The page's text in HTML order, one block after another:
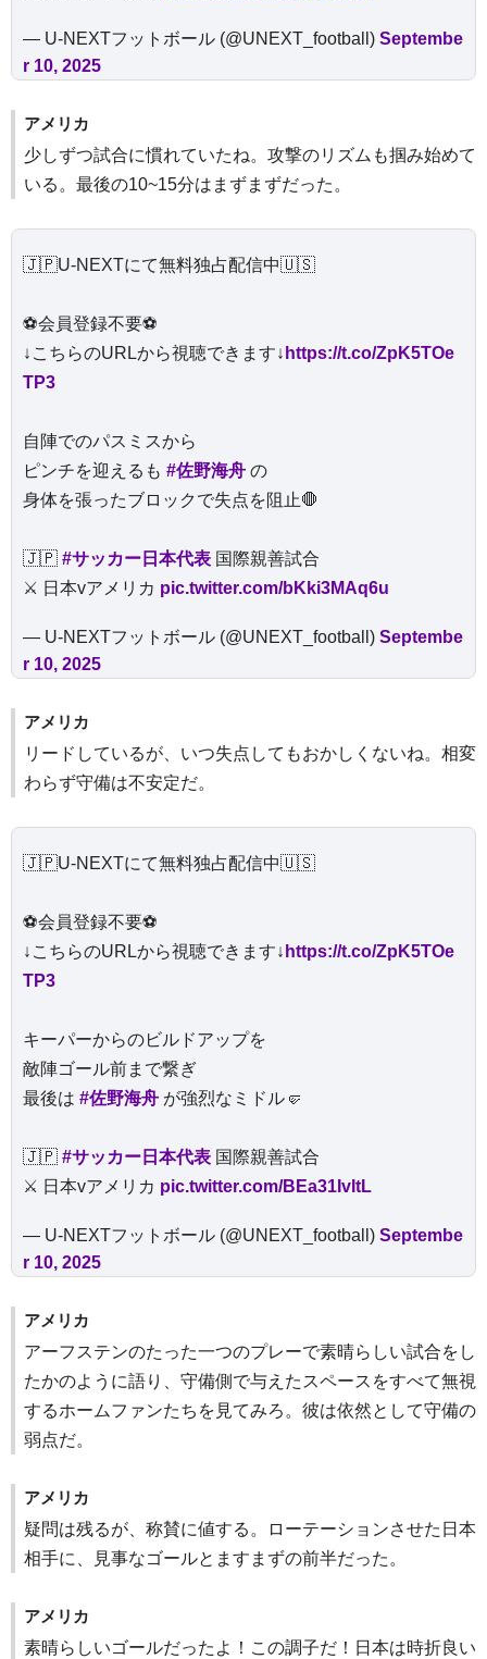
— U-NEXTフットボール (@UNEXT_football) Septembe
r 10, 2025
アメリカ
少しずつ試合に慣れていたね。攻撃のリズムも掴み始めて
いる。最後の10~15分はまずまずだった。
🇯🇵U-NEXTにて無料独占配信中🇺🇸
⚽️会員登録不要⚽️
↓こちらのURLから視聴できます↓ https://t.co/ZpK5TOe
TP3
自陣でのパスミスから
ピンチを迎えるも #佐野海舟 の
身体を張ったブロックで失点を阻止🛑
🇯🇵 #サッカー日本代表 国際親善試合
⚔️ 日本vアメリカ pic.twitter.com/bKki3MAq6u
— U-NEXTフットボール (@UNEXT_football) Septembe
r 10, 2025
アメリカ
リードしているが、いつ失点してもおかしくないね。相変
わらず守備は不安定だ。
🇯🇵U-NEXTにて無料独占配信中🇺🇸
⚽️会員登録不要⚽️
↓こちらのURLから視聴できます↓ https://t.co/ZpK5TOe
TP3
キーパーからのビルドアップを
敵陣ゴール前まで繋ぎ
最後は #佐野海舟 が強烈なミドル🤛
🇯🇵 #サッカー日本代表 国際親善試合
⚔️ 日本vアメリカ pic.twitter.com/BEa31IvItL
— U-NEXTフットボール (@UNEXT_football) Septembe
r 10, 2025
アメリカ
アーフステンのたった一つのプレーで素晴らしい試合をし
たかのように語り、守備側で与えたスペースをすべて無視
するホームファンたちを見てみろ。彼は依然として守備の
弱点だ。
アメリカ
疑問は残るが、称賛に値する。ローテーションさせた日本
相手に、見事なゴールとますまずの前半だった。
アメリカ
素晴らしいゴールだったよ！この調子だ！日本は時折良い